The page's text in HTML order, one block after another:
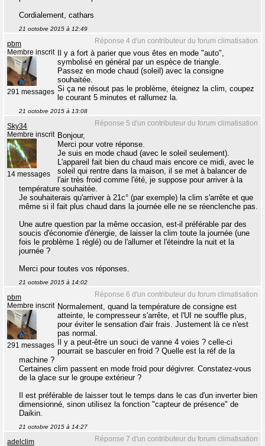
Cordialement, cathars
21 octobre 2015 à 12:49
Réponse 4 d'un contributeur du forum climatisation
pbm
Membre inscrit
291 messages
Il y a fort à parier que vous êtes en mode "auto",
symbolisé en général par un espèce de triangle.
Passez en mode chaud (soleil) avec la consigne
souhaitée.
Si ça ne résout pas le problème, éteignez la clim, coupez
le courant 5 minutes et rallumez la.
21 octobre 2015 à 13:08
Réponse 5 d'un contributeur du forum climatisation
Sky34
Membre inscrit
14 messages
Bonjour,
Merci pour votre réponse.
Je suis en mode chaud (avec le soleil seulement).
L'appareil fait bien du chaud mais encore ce midi, avec le
soleil qui rentre dans la maison, il se met à balancer de
l'air très froid comme l'été, je suppose pour arriver à la
température souhaitée.
Je souhaiterais qu'arriver à 21c° (par exemple) la clim s'arrête et que
même si il fait plus chaud dans la journée elle ne se réenclenche pas.
Une autre question par la même occasion, est-il préférable par des
soucis d'économie d'énergie, de laisser la clim toute la journée (une
fois le problème 1 réglé) ou de l'allumer et l'éteindre la nuit et la
journée ?
Merci pour toutes vos réponses.
21 octobre 2015 à 14:02
Réponse 6 d'un contributeur du forum climatisation
pbm
Membre inscrit
291 messages
Normalement, quand la température de consigne est
atteinte, le compresseur s'arrête, et l'UI ne souffle plus,
pour éviter le sensation d'air frais. Justement là ce n'est
pas normal.
Il y a peut-être un souci de vanne 4 voies ? celle-ci
pourrait se basculer en froid ? Quelle est la réf de la
machine ?
Certaines clim passent en mode froid pour dégivrer. Constatez-vous
de la glace sur le groupe extérieur ?
Il est préférable de laisser tout le temps dans le cas d'un inverter bien
dimensionné, sinon utilisez la fonction "capteur de présence" de
Daikin.
21 octobre 2015 à 14:27
Réponse 7 d'un contributeur du forum climatisation
adelclim